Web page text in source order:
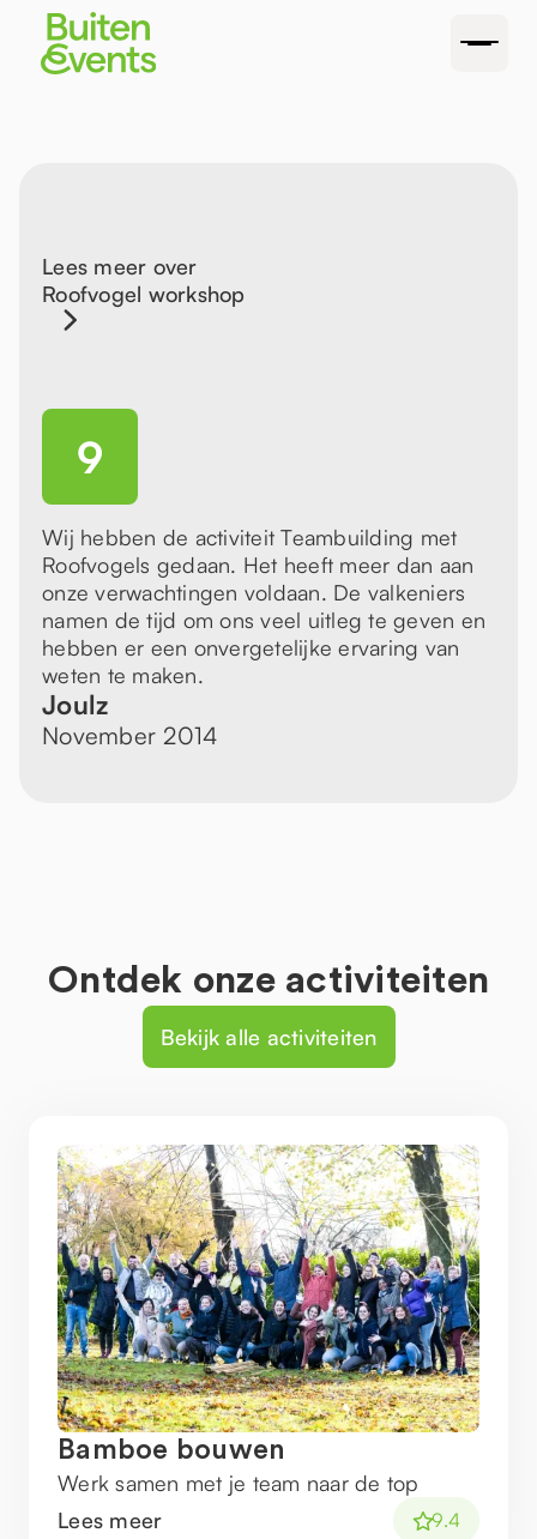
Lees meer over
Roofvogel workshop
9
Wij hebben de activiteit Teambuilding met
Roofvogels gedaan. Het heeft meer dan aan
onze verwachtingen voldaan. De valkeniers
namen de tijd om ons veel uitleg te geven en
hebben er een onvergetelijke ervaring van
weten te maken.
Joulz
November 2014
Ontdek onze activiteiten
Bekijk alle activiteiten
Bamboe bouwen
Werk samen met je team naar de top
Lees meer
9.4